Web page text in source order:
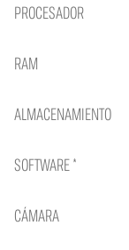
PROCESADOR
RAM
ALMACENAMIENTO
SOFTWARE *
CÁMARA